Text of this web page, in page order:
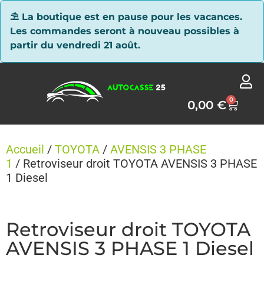
⛱ La boutique est en pause pour les vacances.
Les commandes seront à nouveau possibles à
partir du vendredi 21 août.
0,00€ 0
Accueil / TOYOTA / AVENSIS 3 PHASE
1 / Retroviseur droit TOYOTA AVENSIS 3 PHASE
1 Diesel
Retroviseur droit TOYOTA
AVENSIS 3 PHASE 1 Diesel
Panneau de gestion des cookies